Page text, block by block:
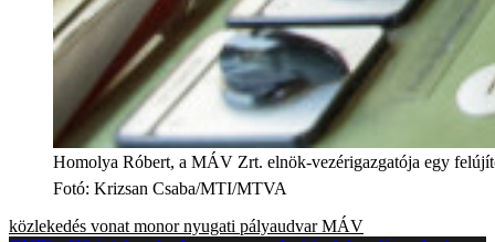
Homolya Róbert, a MÁV Zrt. elnök-vezérigazgatója egy
Fotó: Krizsan Csaba/MTI/MTVA
közlekedés vonat monor nyugati pályaudvar MÁV